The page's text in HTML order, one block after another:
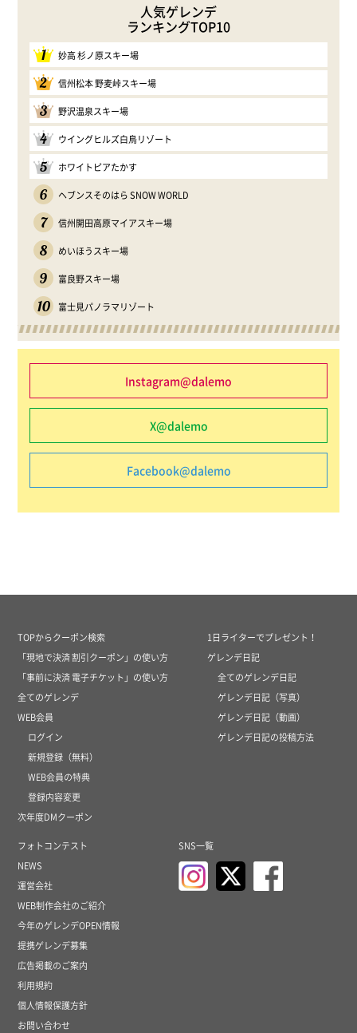
人気ゲレンデ
ランキングTOP10
1 妙高 杉ノ原スキー場
2 信州松本 野麦峠スキー場
3 野沢温泉スキー場
4 ウイングヒルズ白鳥リゾート
5 ホワイトピアたかす
6 ヘブンスそのはら SNOW WORLD
7 信州開田高原マイアスキー場
8 めいほうスキー場
9 富良野スキー場
10 富士見パノラマリゾート
Instagram@dalemo
X@dalemo
Facebook@dalemo
TOPからクーポン検索
「現地で決済 割引クーポン」の使い方
「事前に決済 電子チケット」の使い方
全てのゲレンデ
WEB会員
ログイン
新規登録（無料）
WEB会員の特典
登録内容変更
次年度DMクーポン
1日ライターでプレゼント！
ゲレンデ日記
全てのゲレンデ日記
ゲレンデ日記（写真）
ゲレンデ日記（動画）
ゲレンデ日記の投稿方法
フォトコンテスト
NEWS
運営会社
WEB制作会社のご紹介
今年のゲレンデOPEN情報
提携ゲレンデ募集
広告掲載のご案内
利用規約
個人情報保護方針
お問い合わせ
SNS一覧